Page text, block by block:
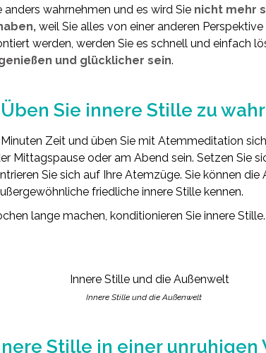
anders wahrnehmen und es wird Sie nicht mehr
weil Sie alles von einer anderen
werden, werden Sie es schnell und einfach
und glücklicher sein.
Üben Sie innere Stille zu
Zeit und üben Sie mit Atemmeditation
Mittagspause oder am Abend sein. Setzen Sie
Sie sich auf Ihre Atemzüge. Sie können
friedliche innere Stille kennen.
lange machen, konditionieren Sie innere
Innere Stille und die Außenwelt
Stille in einer unruhigen